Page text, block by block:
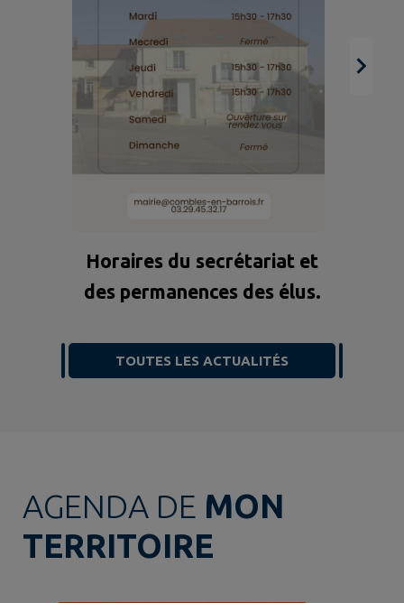
Horaires du secrétariat et
des permanences des élus.
TOUTES LES ACTUALITÉS
AGENDA DE MON
TERRITOIRE